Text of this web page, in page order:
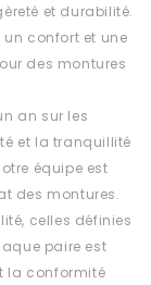
et durabilité.
un confort et une
des montures
an sur les
et la tranquillité
équipe est
des montures.
celles définies
paire est
la conformité